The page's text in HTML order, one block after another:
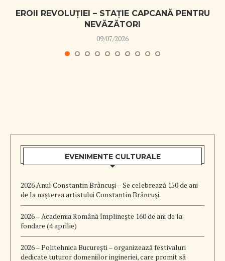
EROII REVOLUȚIEI – STAȚIE CAPCANĂ PENTRU
NEVĂZĂTORI
09/07/2026
EVENIMENTE CULTURALE
2026 Anul Constantin Brâncuși – Se celebrează 150 de ani
de la nașterea artistului Constantin Brâncuși
2026 – Academia Română împlinește 160 de ani de la
fondare (4 aprilie)
2026 – Politehnica București – organizează festivaluri
dedicate tuturor domeniilor ingineriei, care promit să